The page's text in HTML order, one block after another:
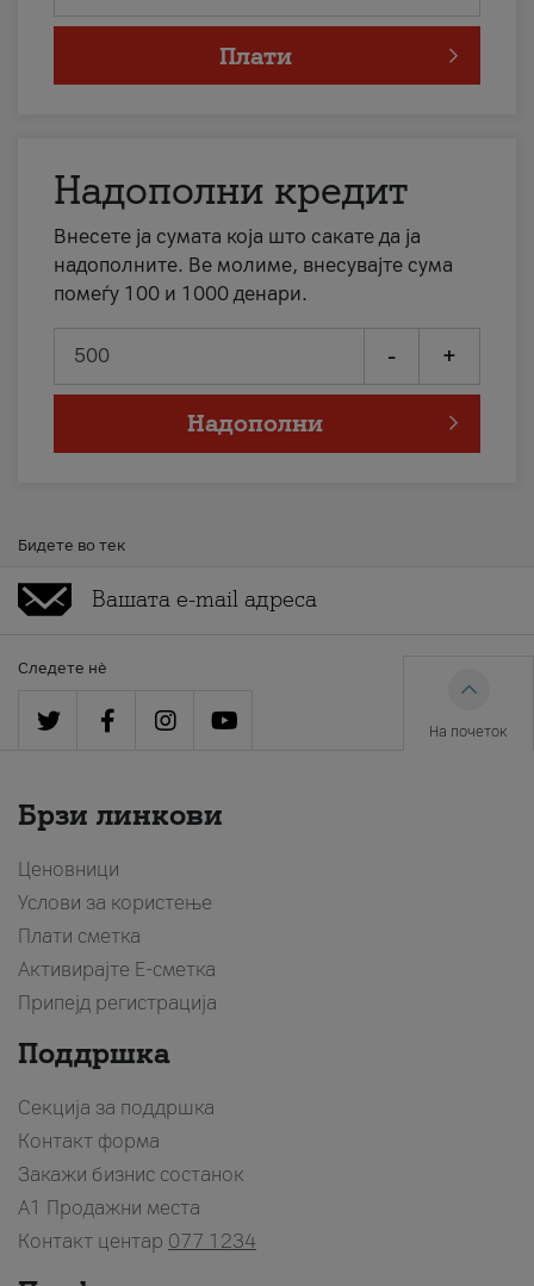
Плати
Надополни кредит
Внесете ја сумата која што сакате да ја
надополните. Ве молиме, внесувајте сума
помеѓу 100 и 1000 денари.
- +
Надополни
Бидете во тек
Следете нè
На почеток
Брзи линкови
Ценовници
Услови за користење
Плати сметка
Активирајте Е-сметка
Припејд регистрација
Поддршка
Секција за поддршка
Контакт форма
Закажи бизнис состанок
A1 Продажни места
Контакт центар 077 1234